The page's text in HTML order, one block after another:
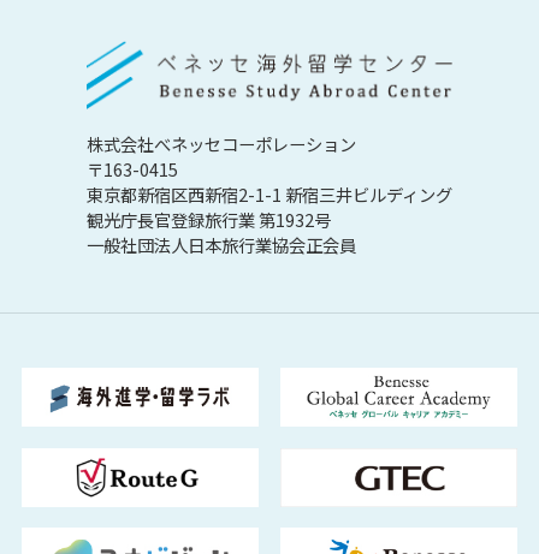
株式会社べネッセコーポレーション
〒163-0415
東京都新宿区西新宿2-1-1 新宿三井ビルディング
観光庁長官登録旅行業 第1932号
一般社団法人日本旅行業協会正会員